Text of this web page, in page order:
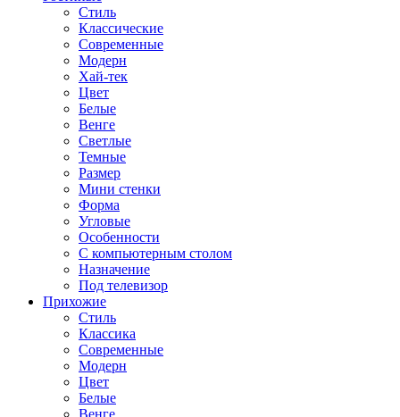
Стиль
Классические
Современные
Модерн
Хай-тек
Цвет
Белые
Венге
Светлые
Темные
Размер
Мини стенки
Форма
Угловые
Особенности
С компьютерным столом
Назначение
Под телевизор
Прихожие
Стиль
Классика
Современные
Модерн
Цвет
Белые
Венге